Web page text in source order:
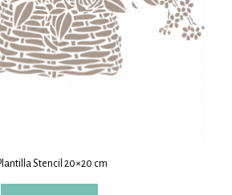
Stencil 20×20 cm